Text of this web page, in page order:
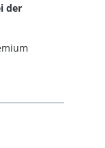
der